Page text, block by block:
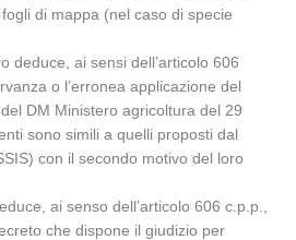
di mappa (nel caso di specie
deduce, ai sensi dell’articolo 606
o l’erronea applicazione del
DM Ministero agricoltura del 29
sono simili a quelli proposti dal
con il secondo motivo del loro
ai senso dell’articolo 606 c.p.p.,
che dispone il giudizio per